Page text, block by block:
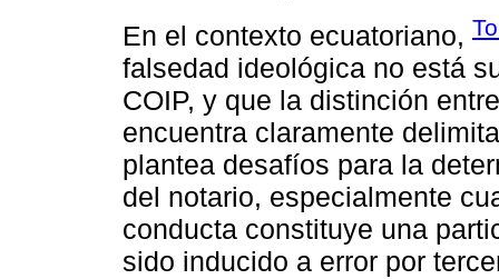
En el contexto ecuatoriano,
falsedad ideológica no está
COIP, y que la distinción
encuentra claramente
plantea desafíos para la
del notario, especialmente
conducta constituye una
sido inducido a error por